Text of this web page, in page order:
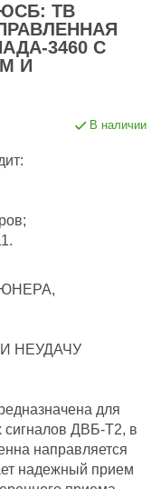
ТВ
3460 С
И
В наличии
НЕУДАЧУ
для
ДВБ-T2, в
направляется
надежный прием